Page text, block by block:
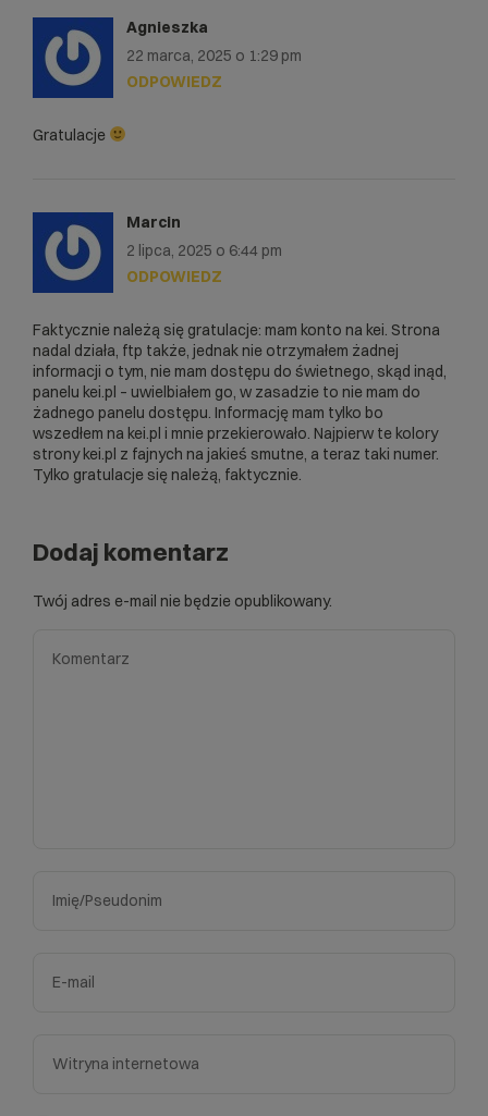
Agnieszka
22 marca, 2025 o 1:29 pm
Gratulacje
ODPOWIEDZ
Marcin
2 lipca, 2025 o 6:44 pm
Faktycznie należą się gratulacje: mam konto na kei. Strona
nadal działa, ftp także, jednak nie otrzymałem żadnej
informacji o tym, nie mam dostępu do świetnego, skąd inąd,
panelu kei.pl – uwielbiałem go, w zasadzie to nie mam do
żadnego panelu dostępu. Informację mam tylko bo
wszedłem na kei.pl i mnie przekierowało. Najpierw te kolory
strony kei.pl z fajnych na jakieś smutne, a teraz taki numer.
Tylko gratulacje się należą, faktycznie.
ODPOWIEDZ
Dodaj komentarz
Twój adres e-mail nie będzie opublikowany.